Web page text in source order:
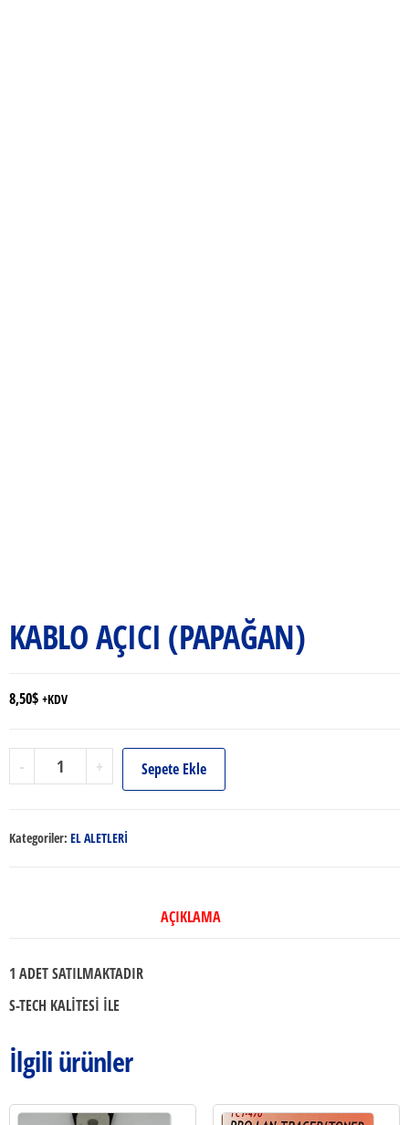
KABLO AÇICI (PAPAĞAN)
8,50$ +KDV
-
KABLO
AÇICI
+ Sepete Ekle
Kategoriler: EL ALETLERİ
AÇIKLAMA
1 ADET SATILMAKTADIR
S-TECH KALİTESİ İLE
İlgili ürünler